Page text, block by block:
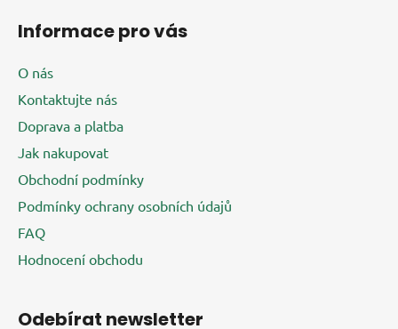
Informace pro vás
O nás
Kontaktujte nás
Doprava a platba
Jak nakupovat
Obchodní podmínky
Podmínky ochrany osobních údajů
FAQ
Hodnocení obchodu
Odebírat newsletter